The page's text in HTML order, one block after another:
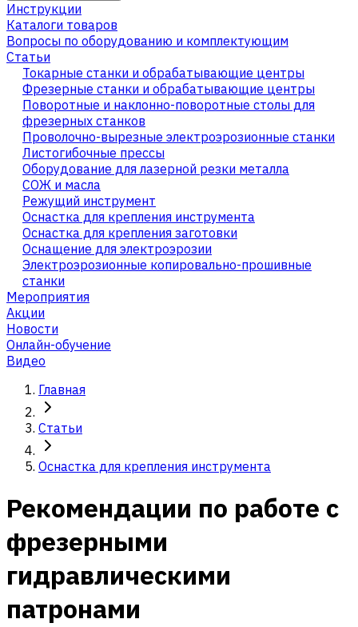
Инструкции
Каталоги товаров
Вопросы по оборудованию и комплектующим
Статьи
Токарные станки и обрабатывающие центры
Фрезерные станки и обрабатывающие центры
Поворотные и наклонно-поворотные столы для
фрезерных станков
Проволочно-вырезные электроэрозионные станки
Листогибочные прессы
Оборудование для лазерной резки металла
СОЖ и масла
Режущий инструмент
Оснастка для крепления инструмента
Оснастка для крепления заготовки
Оснащение для электроэрозии
Электроэрозионные копировально-прошивные
станки
Мероприятия
Акции
Новости
Онлайн-обучение
Видео
Главная
Статьи
Оснастка для крепления инструмента
Рекомендации по работе с
фрезерными
гидравлическими
патронами